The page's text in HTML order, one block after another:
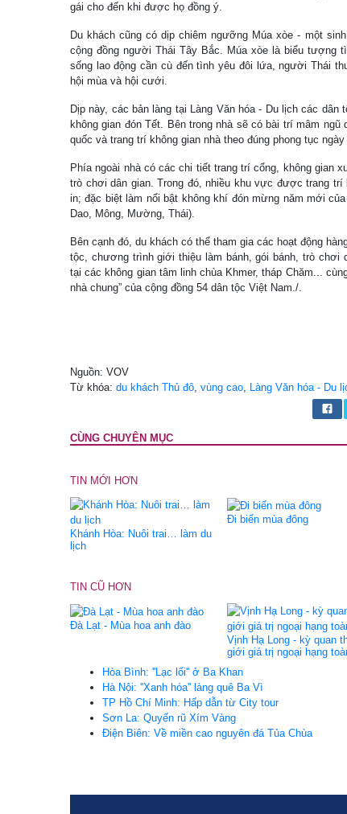
gái cho đến khi được họ đồng ý.
Du khách cũng có dịp chiêm ngưỡng Múa xòe - một
cộng đồng người Thái Tây Bắc. Múa xòe là biểu tượng
sống lao động cần cù đến tình yêu đôi lứa, người Thái
hội mùa và hội cưới.
Dịp này, các bản làng tại Làng Văn hóa - Du lịch các
không gian đón Tết. Bên trong nhà sẽ có bài trí mâm
quốc và trang trí không gian nhà theo đúng phong tục
Phía ngoài nhà có các chi tiết trang trí cổng, không gian
trò chơi dân gian. Trong đó, nhiều khu vực được trang
in; đặc biệt làm nổi bật không khí đón mừng năm mới
Dao, Mông, Mường, Thái).
Bên cạnh đó, du khách có thể tham gia các hoạt động
tộc, chương trình giới thiệu làm bánh, gói bánh, trò chơi
tại các không gian tâm linh chùa Khmer, tháp Chăm...
nhà chung” của cộng đồng 54 dân tộc Việt Nam./.
Nguồn: VOV
Từ khóa: du khách Thủ đô, vùng cao, Làng Văn hóa - Du
CÙNG CHUYÊN MỤC
TIN MỚI HƠN
Khánh Hòa: Nuôi trai… làm du
lịch
Đi biển mùa đông
TIN CŨ HƠN
Đà Lạt - Mùa hoa anh đào
Vịnh Hạ Long - kỳ quan
giới giá trị ngoại hạng
Hòa Bình: ''Lạc lối'' ở Ba Khan
Hà Nội: ''Xanh hóa'' làng quê Ba Vì
TP Hồ Chí Minh: Hấp dẫn từ City tour
Sơn La: Quyến rũ Xím Vàng
Điện Biên: Về miền cao nguyên đá Tủa Chùa